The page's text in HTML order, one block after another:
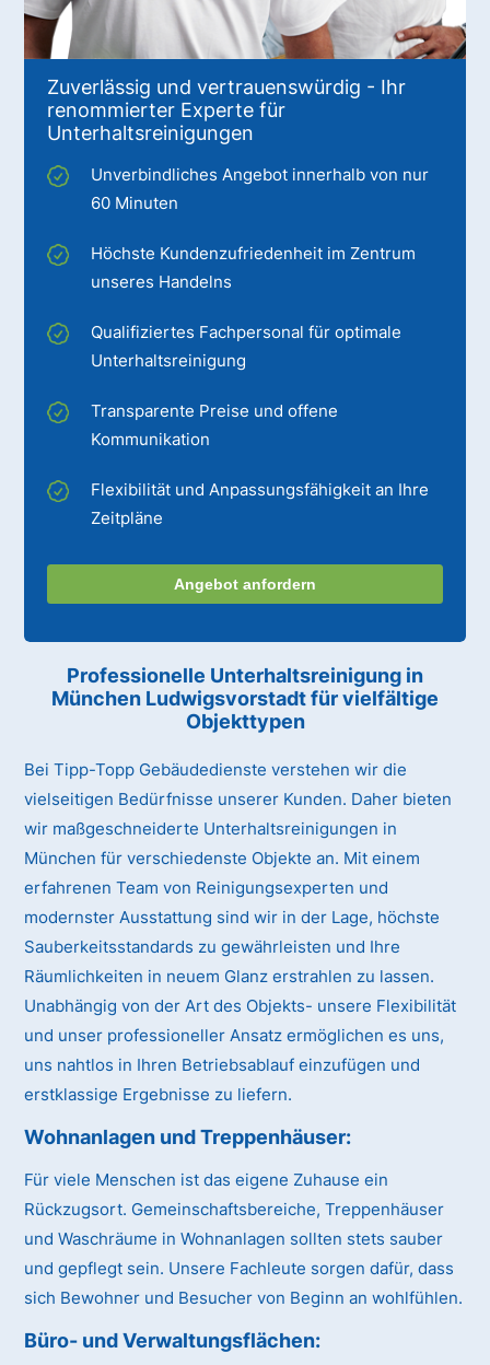
Zuverlässig und vertrauenswürdig - Ihr
renommierter Experte für
Unterhaltsreinigungen
Unverbindliches Angebot innerhalb von nur
60 Minuten
Höchste Kundenzufriedenheit im Zentrum
unseres Handelns
Qualifiziertes Fachpersonal für optimale
Unterhaltsreinigung
Transparente Preise und offene
Kommunikation
Flexibilität und Anpassungsfähigkeit an Ihre
Zeitpläne
Angebot anfordern
Professionelle Unterhaltsreinigung in
München Ludwigsvorstadtfür vielfältige
Objekttypen
Bei Tipp-Topp Gebäudedienste verstehen wir die
vielseitigen Bedürfnisse unserer Kunden. Daher bieten
wir maßgeschneiderte Unterhaltsreinigungen in
München für verschiedenste Objekte an. Mit einem
erfahrenen Team von Reinigungsexperten und
modernster Ausstattung sind wir in der Lage, höchste
Sauberkeitsstandards zu gewährleisten und Ihre
Räumlichkeiten in neuem Glanz erstrahlen zu lassen.
Unabhängig von der Art des Objekts- unsere Flexibilität
und unser professioneller Ansatz ermöglichen es uns,
uns nahtlos in Ihren Betriebsablauf einzufügen und
erstklassige Ergebnisse zu liefern.
Wohnanlagen und Treppenhäuser:
Für viele Menschen ist das eigene Zuhause ein
Rückzugsort. Gemeinschaftsbereiche, Treppenhäuser
und Waschräume in Wohnanlagen sollten stets sauber
und gepflegt sein. Unsere Fachleute sorgen dafür, dass
sich Bewohner und Besucher von Beginn an wohlfühlen.
Büro- und Verwaltungsflächen: